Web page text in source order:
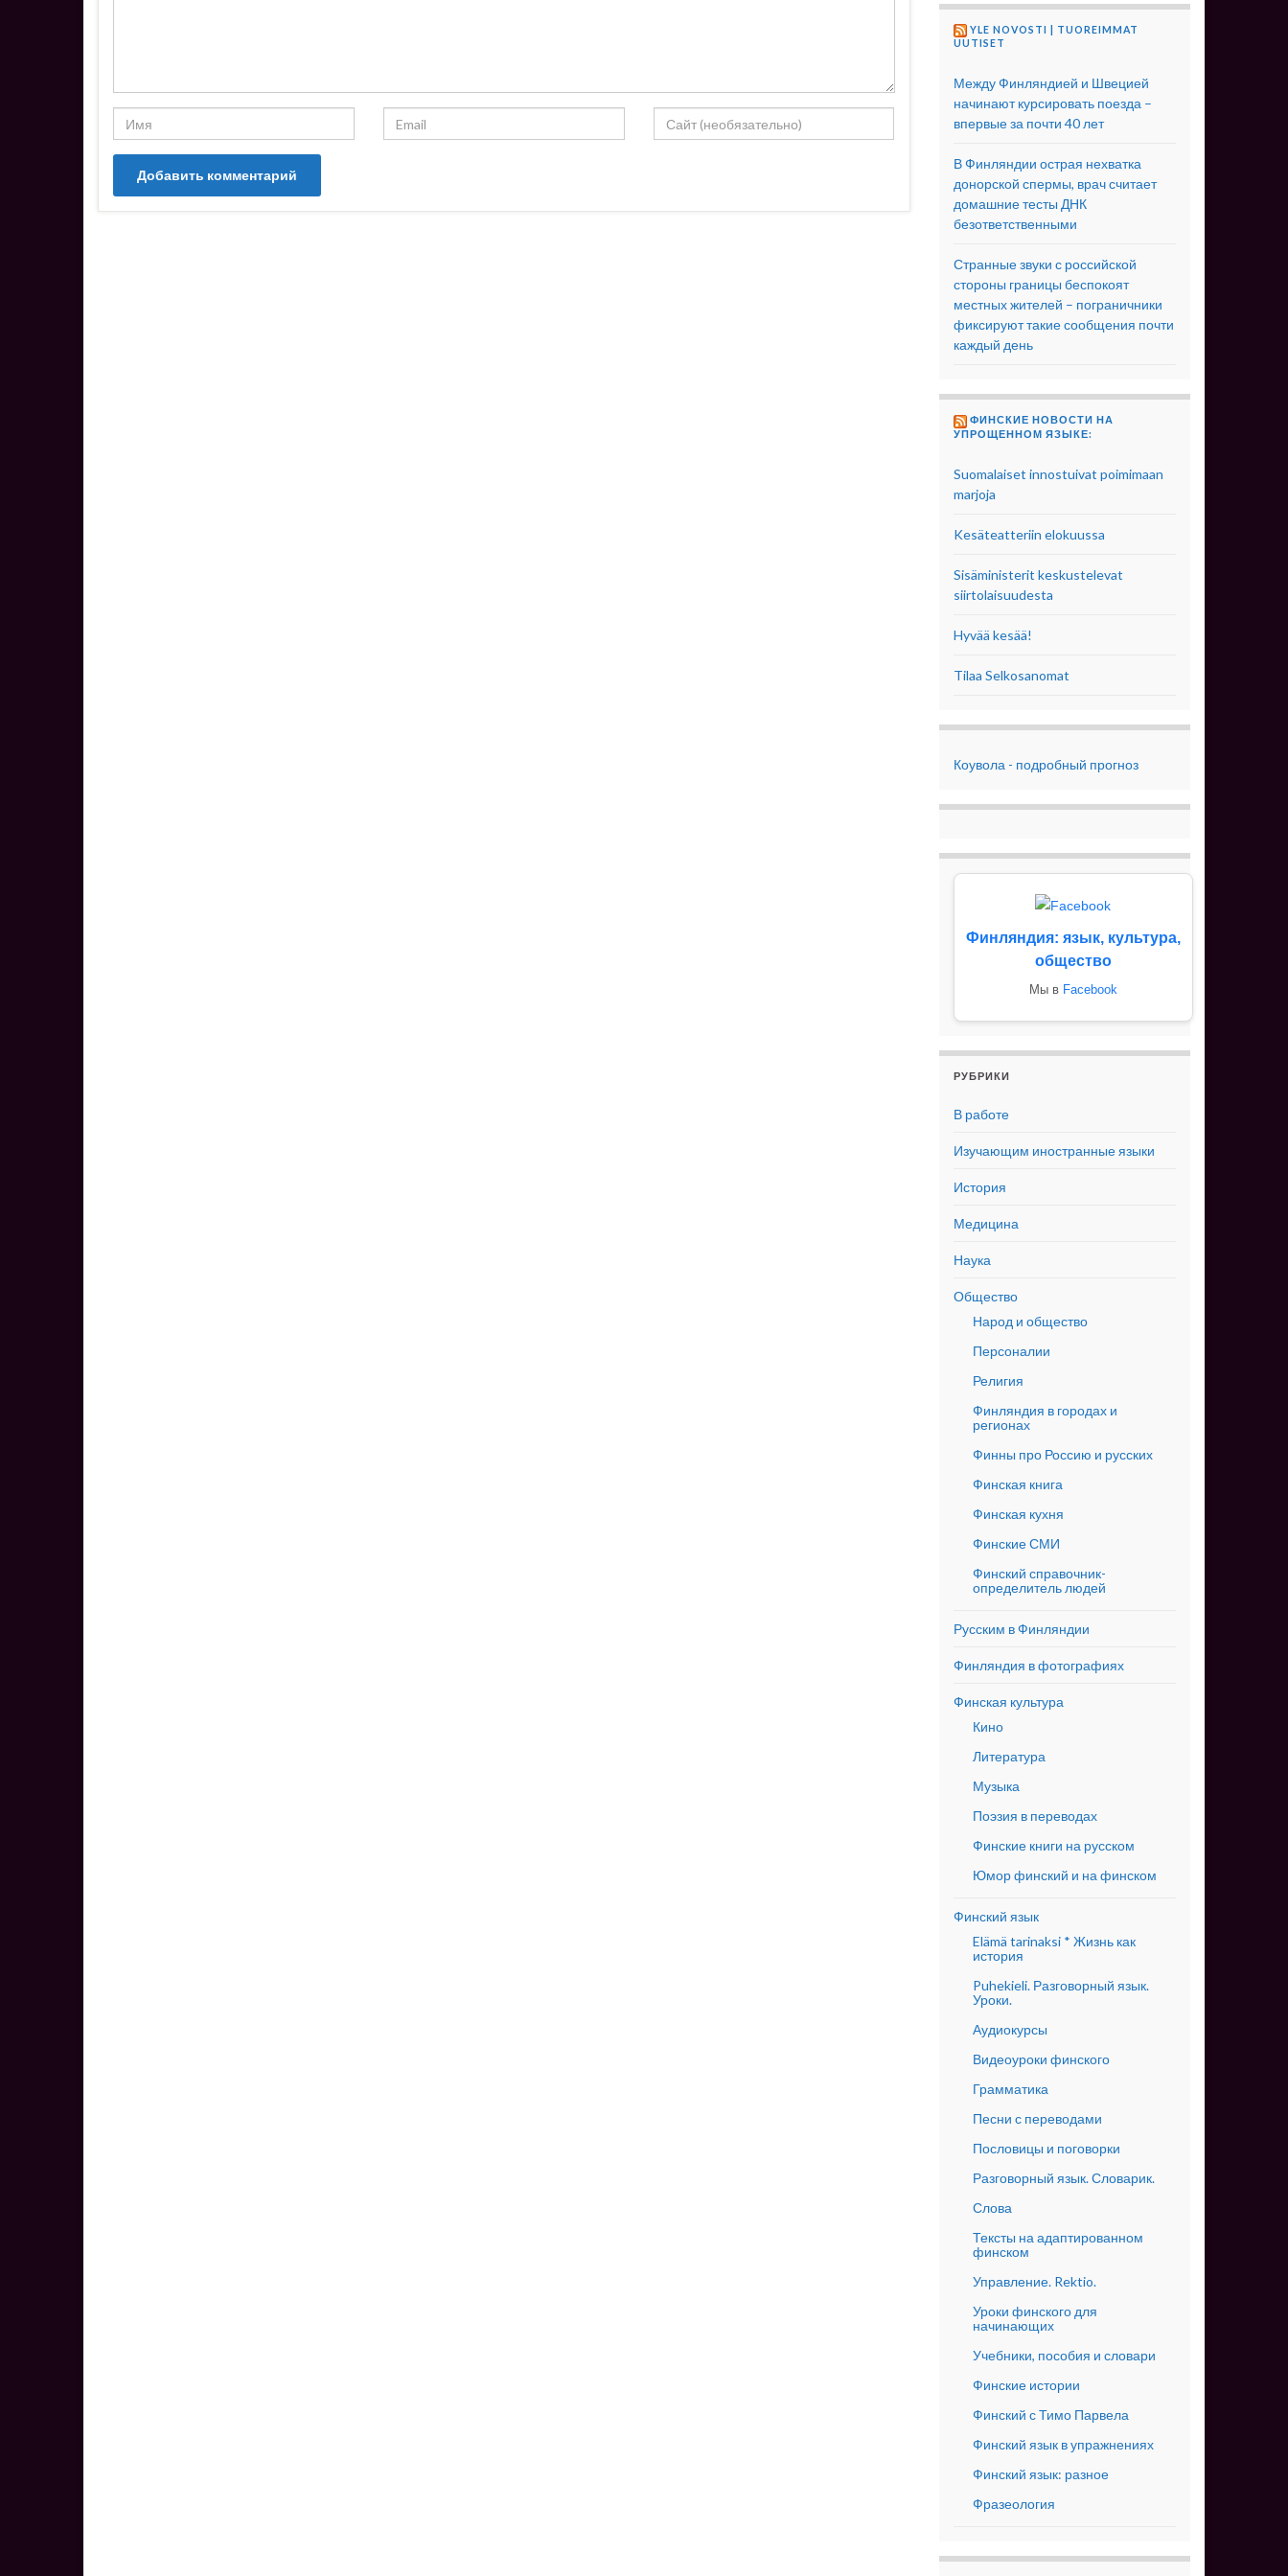
YLE NOVOSTI | TUOREIMMAT
UUTISET
Между Финляндией и Швецией
начинают курсировать поезда –
впервые за почти 40 лет
В Финляндии острая нехватка
донорской спермы, врач считает
домашние тесты ДНК
безответственными
Странные звуки с российской
стороны границы беспокоят
местных жителей – пограничники
фиксируют такие сообщения почти
каждый день
ФИНСКИЕ НОВОСТИ НА
УПРОЩЕННОМ ЯЗЫКЕ:
Suomalaiset innostuivat poimimaan
marjoja
Kesäteatteriin elokuussa
Sisäministerit keskustelevat
siirtolaisuudesta
Hyvää kesää!
Tilaa Selkosanomat
Коувола - подробный прогноз
Финляндия: язык, культура,
общество
Мы в Facebook
РУБРИКИ
В работе
Изучающим иностранные языки
История
Медицина
Наука
Общество
Народ и общество
Персоналии
Религия
Финляндия в городах и
регионах
Финны про Россию и русских
Финская книга
Финская кухня
Финские СМИ
Финский справочник-
определитель людей
Русским в Финляндии
Финляндия в фотографиях
Финская культура
Кино
Литература
Музыка
Поэзия в переводах
Финские книги на русском
Юмор финский и на финском
Финский язык
Elämä tarinaksi * Жизнь как
история
Puhekieli. Разговорный язык.
Уроки.
Аудиокурсы
Видеоуроки финского
Грамматика
Песни с переводами
Пословицы и поговорки
Разговорный язык. Словарик.
Слова
Тексты на адаптированном
финском
Управление. Rektio.
Уроки финского для
начинающих
Учебники, пособия и словари
Финские истории
Финский с Тимо Парвела
Финский язык в упражнениях
Финский язык: разное
Фразеология